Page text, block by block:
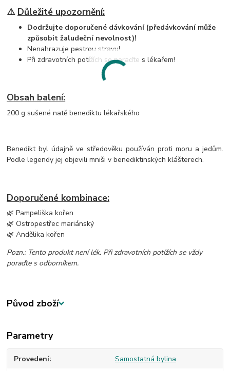
⚠️ Důležité upozornění:
Dodržujte doporučené dávkování (předávkování může
způsobit žaludeční nevolnost)!
Nenahrazuje pestrou stravu!
Při zdravotních potížích se poraďte s lékařem!
Obsah balení:
200 g sušené natě benediktu lékařského
Benedikt byl údajně ve středověku používán proti moru a jedům.
Podle legendy jej objevili mniši v benediktinských klášterech.
Doporučené kombinace:
🌿 Pampeliška kořen
🌿 Ostropestřec mariánský
🌿 Andělika kořen
Pozn.: Tento produkt není lék. Při zdravotních potížích se vždy
poraďte s odborníkem.
Původ zboží
Parametry
Provedení Samostatná bylina